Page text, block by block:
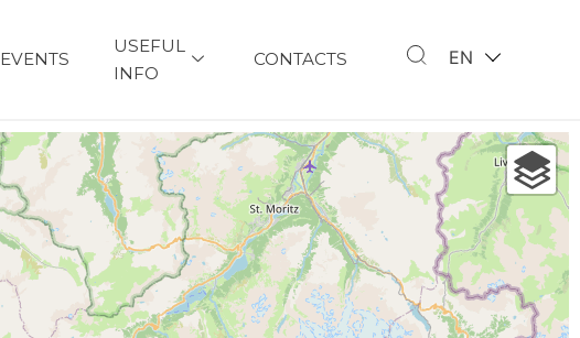
EVENTS
USEFUL
INFO
CONTACTS EN